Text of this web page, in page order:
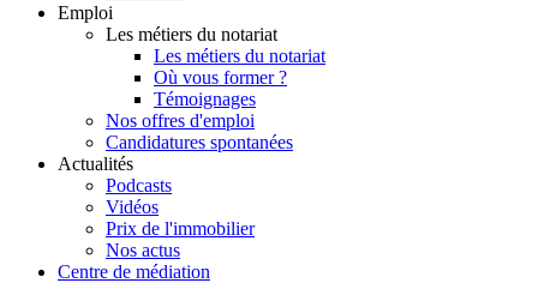
Emploi
Les métiers du notariat
Les métiers du notariat
Où vous former ?
Témoignages
Nos offres d'emploi
Candidatures spontanées
Actualités
Podcasts
Vidéos
Prix de l'immobilier
Nos actus
Centre de médiation